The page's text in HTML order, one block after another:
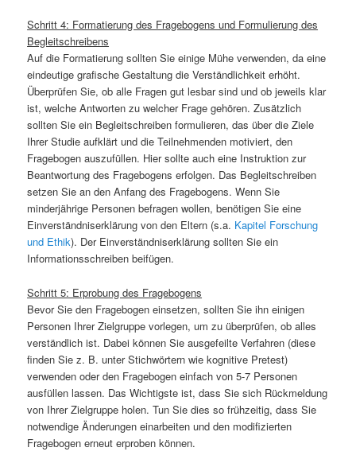
Schritt 4: Formatierung des Fragebogens und Formulierung des
Begleitschreibens
Auf die Formatierung sollten Sie einige Mühe verwenden, da eine
eindeutige grafische Gestaltung die Verständlichkeit erhöht.
Überprüfen Sie, ob alle Fragen gut lesbar sind und ob jeweils klar
ist, welche Antworten zu welcher Frage gehören. Zusätzlich
sollten Sie ein Begleitschreiben formulieren, das über die Ziele
Ihrer Studie aufklärt und die Teilnehmenden motiviert, den
Fragebogen auszufüllen. Hier sollte auch eine Instruktion zur
Beantwortung des Fragebogens erfolgen. Das Begleitschreiben
setzen Sie an den Anfang des Fragebogens. Wenn Sie
minderjährige Personen befragen wollen, benötigen Sie eine
Einverständniserklärung von den Eltern (s.a. Kapitel Forschung
und Ethik). Der Einverständniserklärung sollten Sie ein
Informationsschreiben beifügen.
Schritt 5: Erprobung des Fragebogens
Bevor Sie den Fragebogen einsetzen, sollten Sie ihn einigen
Personen Ihrer Zielgruppe vorlegen, um zu überprüfen, ob alles
verständlich ist. Dabei können Sie ausgefeilte Verfahren (diese
finden Sie z. B. unter Stichwörtern wie kognitive Pretest)
verwenden oder den Fragebogen einfach von 5-7 Personen
ausfüllen lassen. Das Wichtigste ist, dass Sie sich Rückmeldung
von Ihrer Zielgruppe holen. Tun Sie dies so frühzeitig, dass Sie
notwendige Änderungen einarbeiten und den modifizierten
Fragebogen erneut erproben können.